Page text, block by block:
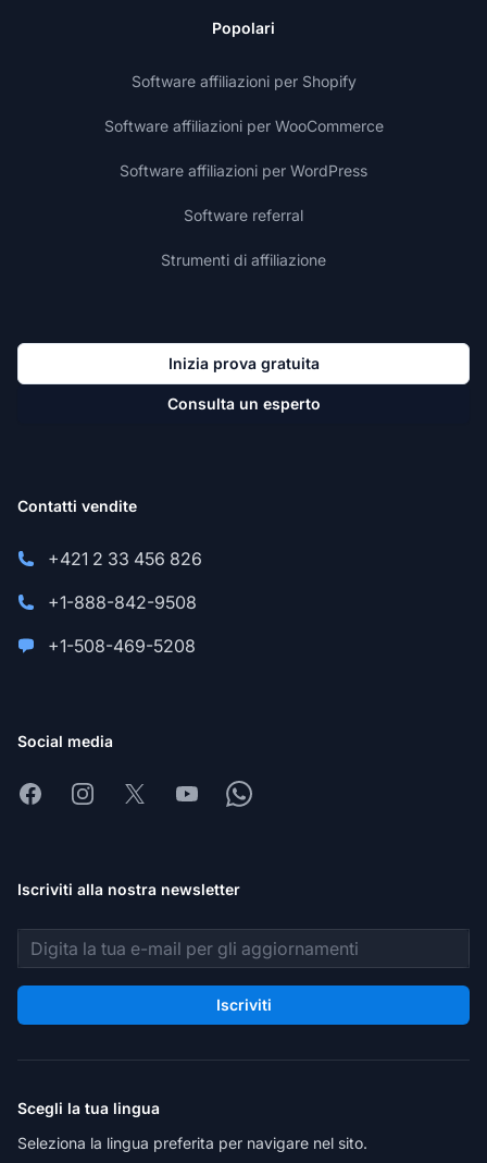
Popolari
Software affiliazioni per Shopify
Software affiliazioni per WooCommerce
Software affiliazioni per WordPress
Software referral
Strumenti di affiliazione
Inizia prova gratuita
Consulta un esperto
Contatti vendite
+421 2 33 456 826
+1-888-842-9508
+1-508-469-5208
Social media
FacebookInstagram
X YoutubeWhatsapp
Iscriviti alla nostra newsletter
Indirizzo email
Iscriviti
Scegli la tua lingua
Seleziona la lingua preferita per navigare nel sito.